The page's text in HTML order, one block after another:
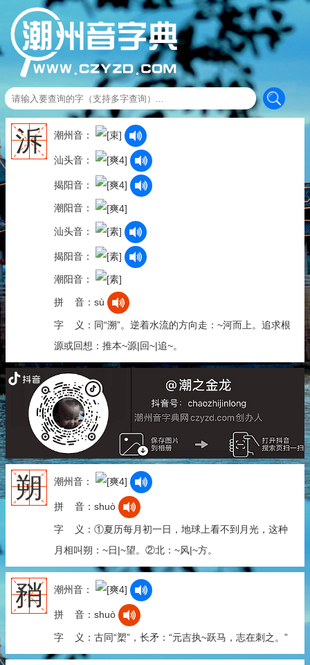
泝 潮州音：
汕头音：
揭阳音：
潮阳音：
汕头音：
揭阳音：
潮阳音：
拼 音：sù
字 义：同“溯”。逆着水流的方向走：~河而上。追求根
源或回想：推本~源|回~|追~。
朔 潮州音：
拼 音：shuò
字 义：①夏历每月初一日，地球上看不到月光，这种
月相叫朔：~日|~望。②北：~风|~方。
矟 潮州音：
拼 音：shuò
字 义：古同“槊”，长矛：“元吉执~跃马，志在刺之。”